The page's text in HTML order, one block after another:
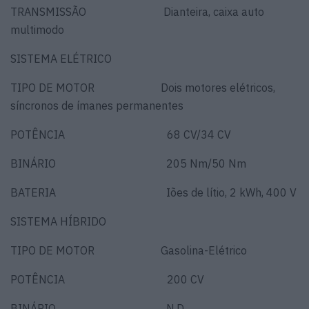
TRANSMISSÃO Dianteira, caixa auto
multimodo
SISTEMA ELÉTRICO
TIPO DE MOTOR Dois motores elétricos,
síncronos de ímanes permanentes
POTÊNCIA 68 CV/34 CV
BINÁRIO 205 Nm/50 Nm
BATERIA Iões de lítio, 2 kWh, 400 V
SISTEMA HÍBRIDO
TIPO DE MOTOR Gasolina-Elétrico
POTÊNCIA 200 CV